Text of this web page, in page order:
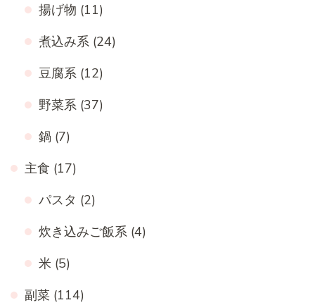
揚げ物 (11)
煮込み系 (24)
豆腐系 (12)
野菜系 (37)
鍋 (7)
主食 (17)
パスタ (2)
炊き込みご飯系 (4)
米 (5)
副菜 (114)